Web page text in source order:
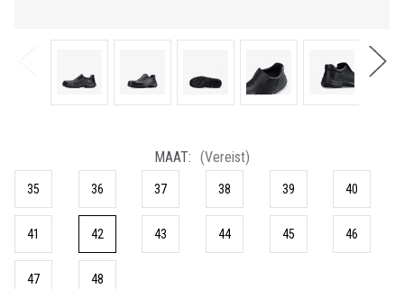
MAAT: (Vereist)
35 36 37 38 39 40
41 42 43 44 45 46
47 48